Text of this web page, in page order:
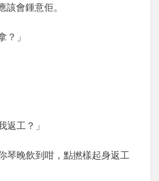
該會鍾意佢。
？」
返工？」
琴晚飲到咁，點撚樣起身返工